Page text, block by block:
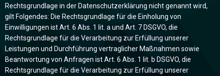
Rechtsgrundlage in der Datenschutzerklärung nicht genannt wird,
gilt Folgendes: Die Rechtsgrundlage für die Einholung von
Einwilligungen ist Art. 6 Abs. 1 lit. a und Art. 7 DSGVO, die
Rechtsgrundlage für die Verarbeitung zur Erfüllung unserer
Leistungen und Durchführung vertraglicher Maßnahmen sowie
Beantwortung von Anfragen ist Art. 6 Abs. 1 lit. b DSGVO, die
Rechtsgrundlage für die Verarbeitung zur Erfüllung unserer